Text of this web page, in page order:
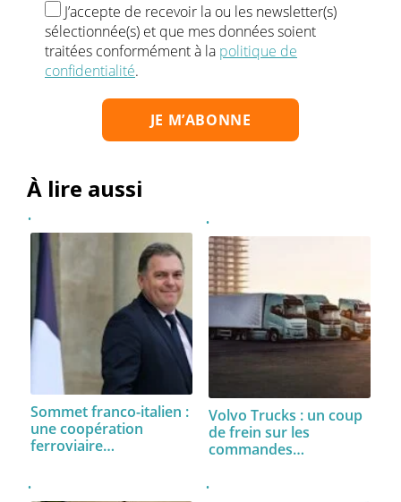
J’accepte de recevoir la ou les newsletter(s)
sélectionnée(s) et que mes données soient
traitées conformément à la politique de
confidentialité.
À lire aussi
Sommet franco-italien :
une coopération
ferroviaire…
Volvo Trucks : un coup
de frein sur les
commandes…